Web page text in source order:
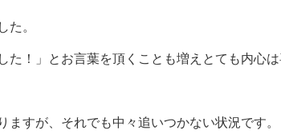
。
！」とお言葉を頂くことも増えとても内心は
すが、それでも中々追いつかない状況です。